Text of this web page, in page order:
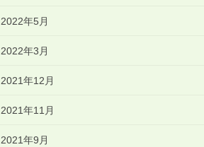
2022年5月
2022年3月
2021年12月
2021年11月
2021年9月